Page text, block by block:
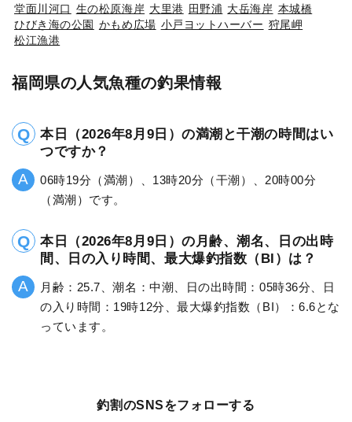
堂面川河口 生の松原海岸 大里港 田野浦 大岳海岸 本城橋
ひびき海の公園 かもめ広場 小戸ヨットハーバー 狩尾岬
松江漁港
福岡県の人気魚種の釣果情報
本日（2026年8月9日）の満潮と干潮の時間はい
つですか？
06時19分（満潮）、13時20分（干潮）、20時00分
（満潮）です。
本日（2026年8月9日）の月齢、潮名、日の出時
間、日の入り時間、最大爆釣指数（BI）は？
月齢：25.7、潮名：中潮、日の出時間：05時36分、日
の入り時間：19時12分、最大爆釣指数（BI）：6.6とな
っています。
釣割のSNSをフォローする